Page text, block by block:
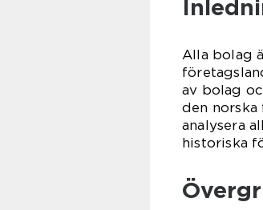
Alla bolag
av bolag
den
analysera
historiska